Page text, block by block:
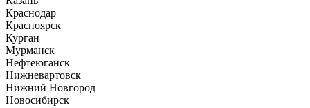
Краснодар
Красноярск
Курган
Мурманск
Нефтеюганск
Нижневартовск
Нижний Новгород
Новосибирск